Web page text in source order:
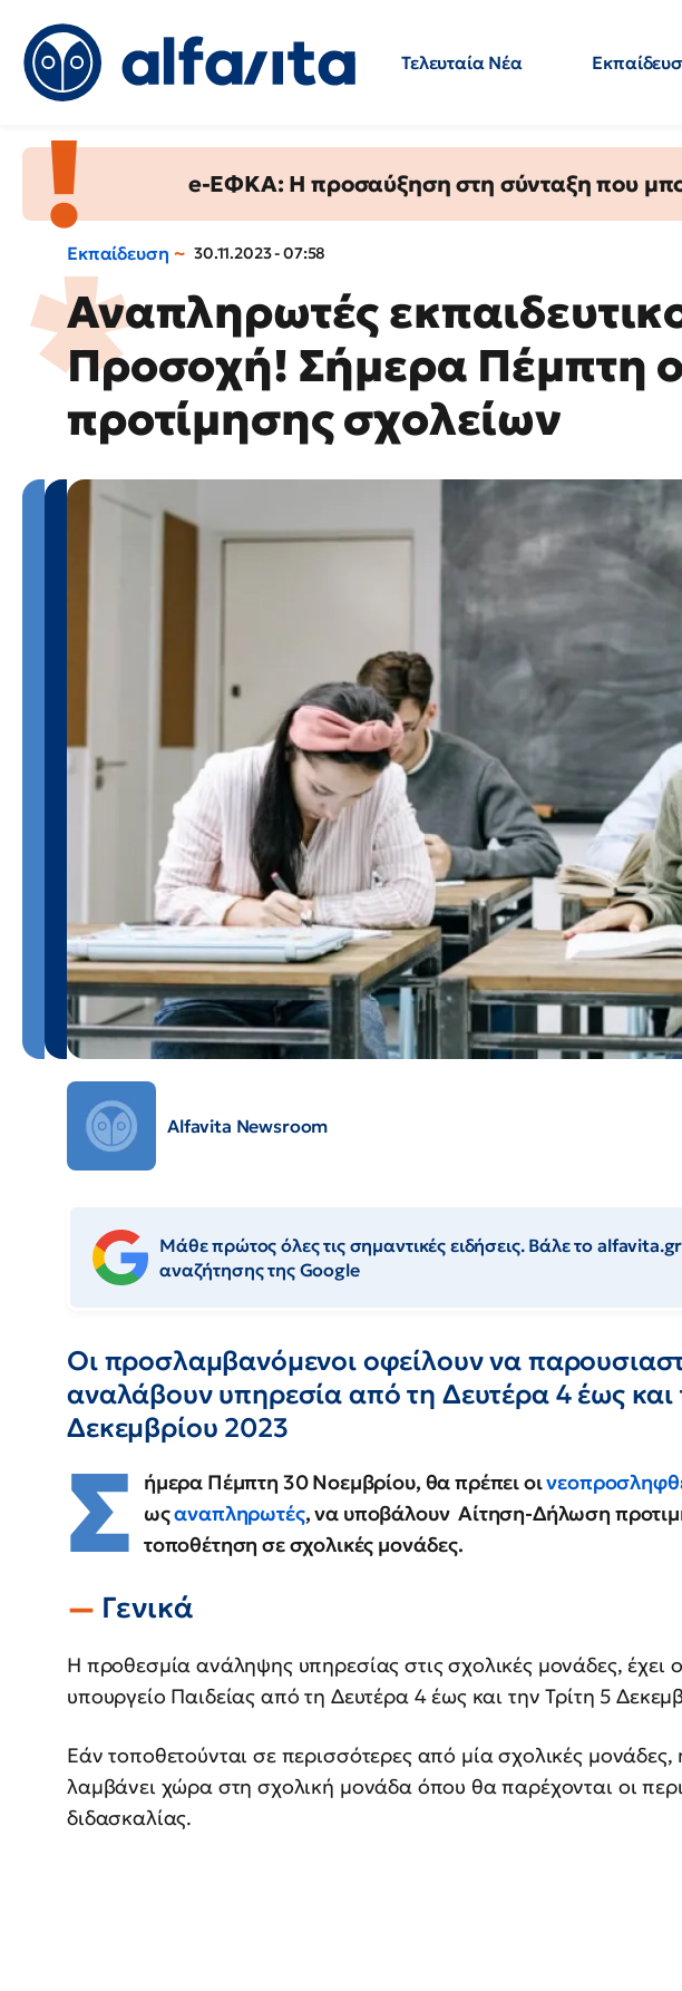
Τελευταία Νέα
e-ΕΦΚΑ: Η προσαύξηση στη σύνταξη που
Εκπαίδευση 30.11.2023 - 07:58
Αναπληρωτές
Προσοχή! Σήμερα Πέμπτη
προτίμησης σχολείων
Alfavita Newsroom
Μάθε πρώτος όλες τις σημαντικές ειδήσεις. Βάλε το
αναζήτησης της Google
Οι προσλαμβανόμενοι οφείλουν να
αναλάβουν υπηρεσία από τη Δευτέρα 4 έως και
Δεκεμβρίου 2023
Σ ήμερα Πέμπτη 30 Νοεμβρίου, θα πρέπει οι
ωςαναπληρωτές, να υποβάλουν Αίτηση-Δήλωση
τοποθέτηση σε σχολικές μονάδες.
Γενικά
Η προθεσμία ανάληψης υπηρεσίας στις σχολικές μονάδες, έχει
υπουργείο Παιδείας από τη Δευτέρα 4 έως και την Τρίτη 5
Εάν τοποθετούνται σε περισσότερες από μία σχολικές
λαμβάνει χώρα στη σχολική μονάδα όπου θα παρέχονται οι
διδασκαλίας.